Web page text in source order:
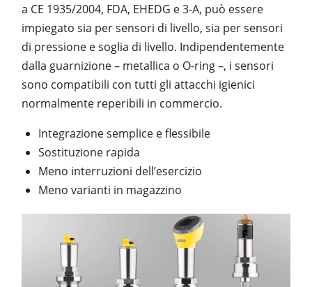
a CE 1935/2004, FDA, EHEDG e 3-A, può essere
impiegato sia per sensori di livello, sia per sensori
di pressione e soglia di livello. Indipendentemente
dalla guarnizione – metallica o O-ring –, i sensori
sono compatibili con tutti gli attacchi igienici
normalmente reperibili in commercio.
Integrazione semplice e flessibile
Sostituzione rapida
Meno interruzioni dell’esercizio
Meno varianti in magazzino